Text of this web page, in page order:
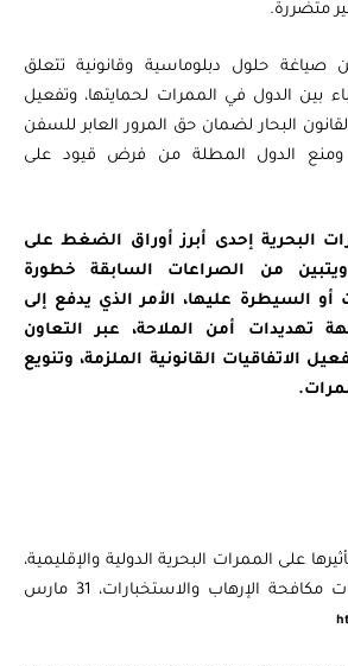
متضررة.
حلول دبلوماسية وقانونية تتعلق
بين الدول في الممرات لحمايتها، وتفعيل
البحار لضمان حق المرور العابر للسفن
ومنع الدول المطلة من فرض قيود على
البحرية إحدى أبرز أوراق الضغط على
من الصراعات السابقة خطورة
السيطرة عليها، الأمر الذي يدفع إلى
تهديدات أمن الملاحة، عبر التعاون
الاتفاقيات القانونية الملزمة، وتنويع
على الممرات البحرية الدولية والإقليمية،
المركز الأوروبي لدراسات مكافحة الإرهاب والاستخبارات، 31 مارس